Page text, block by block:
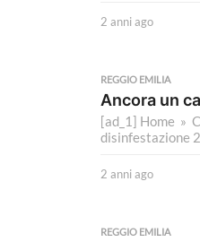
2 anni ago
n
a
g
o
REGGIO EMILIA
Ancora un
[ad_1] Home »
disinfestazione
2 anni ago
n
REGGIO EMILIA